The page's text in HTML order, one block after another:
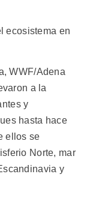
ecosistema en
WWF/Adena
a la
y
hasta hace
ellos se
Norte, mar
y